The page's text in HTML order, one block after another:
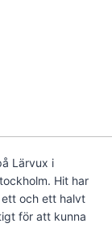
Lärvux i
Hit har
och ett halvt
för att kunna